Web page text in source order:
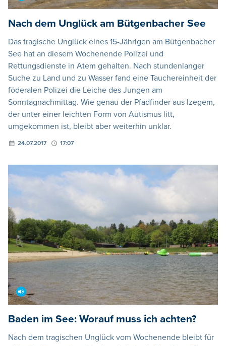
Nach dem Unglück am Bütgenbacher See
Das tragische Unglück eines 15-Jährigen am Bütgenbacher
See hat an diesem Wochenende Polizei und
Rettungsdienste in Atem gehalten. Nach stundenlanger
Suche zu Land und zu Wasser fand eine Tauchereinheit der
föderalen Polizei die Leiche des Jungen am
Sonntagnachmittag. Wie genau der Pfadfinder aus Izegem,
der unter einer leichten Form von Autismus litt,
umgekommen ist, bleibt aber weiterhin unklar.
24.07.2017 17:07
Baden im See: Worauf muss ich achten?
Nach dem tragischen Unglück vom Wochenende bleibt für